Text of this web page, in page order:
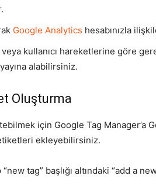
UI/UX
Google Analytics hesabınızla
kullanıcı hareketlerine göre
alabilirsiniz.
Oluşturma
için Google Tag Manager’a
ekleyebilirsiniz.
tag” başlığı altındaki “add a